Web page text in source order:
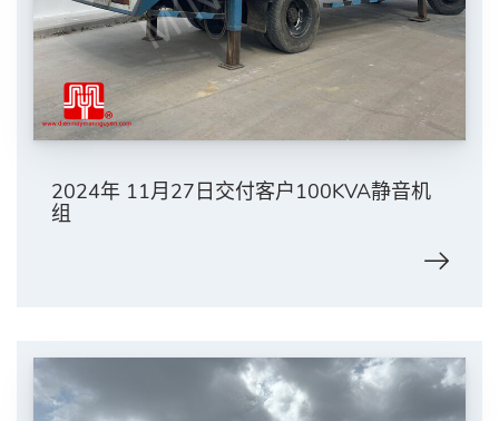
2024年 11月27日交付客户100KVA静音机
组